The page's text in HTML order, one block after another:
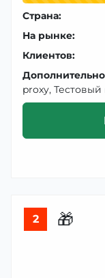
Страна:
На рынке:
Клиентов:
proxy,
2 🎁